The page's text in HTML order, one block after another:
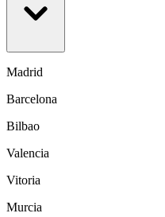
Madrid
Barcelona
Bilbao
Valencia
Vitoria
Murcia